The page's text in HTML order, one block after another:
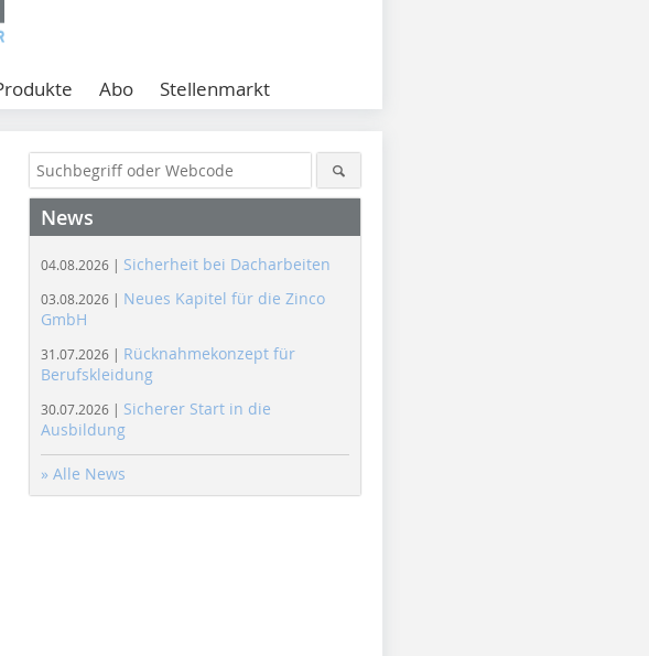
Abo Stellenmarkt
Thomas
News
04.08.2026 | Sicherheit bei Dacharbeiten
03.08.2026 | Neues Kapitel für die Zinco
GmbH
31.07.2026 | Rücknahmekonzept für
Berufskleidung
30.07.2026 | Sicherer Start in die
Ausbildung
» Alle News